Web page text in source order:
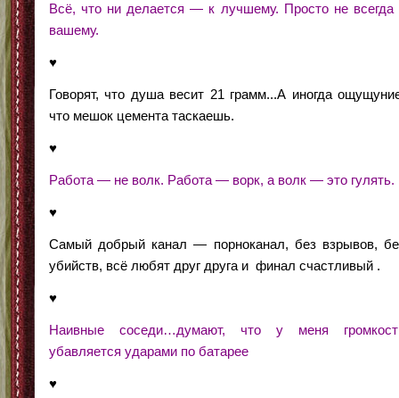
Всё, что ни делается — к лучшему. Просто не всегда
вашему.
♥
Говорят, что душа весит 21 грамм...А иногда
что мешок цемента таскаешь.
♥
Работа — не волк. Работа — ворк, а волк — это гулять.
♥
Cамый добрый канал — порноканал, без взрывов,
убийств, всё любят друг друга и финал счастливый .
♥
Наивные соседи…думают, что у меня
убавляется ударами по батарее
♥